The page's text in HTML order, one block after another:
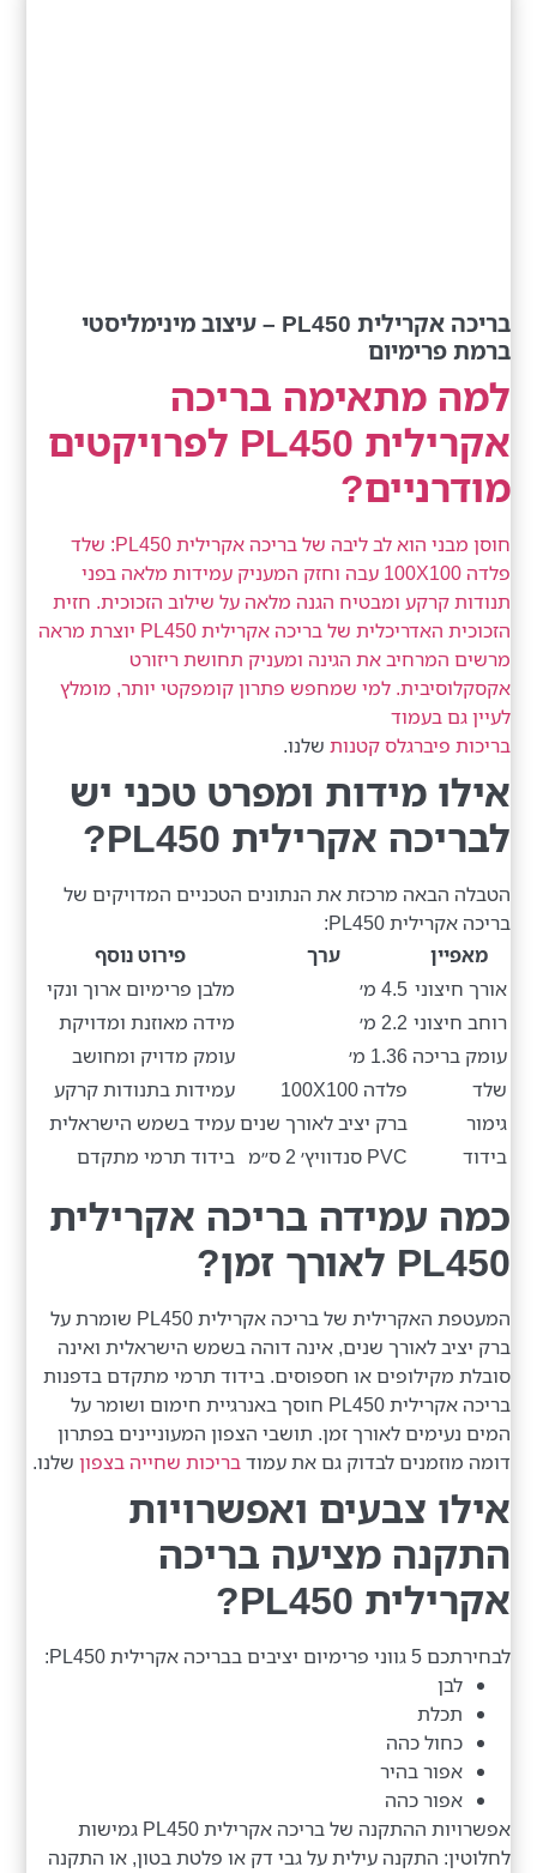
בריכה אקרילית PL450 – עיצוב מינימליסטי
ברמת פרימיום
למה מתאימה בריכה
אקרילית PL450 לפרויקטים
מודרניים?
חוסן מבני הוא לב ליבה של בריכה אקרילית PL450: שלד
פלדה 100X100 עבה וחזק המעניק עמידות מלאה בפני
תנודות קרקע ומבטיח הגנה מלאה על שילוב הזכוכית. חזית
הזכוכית האדריכלית של בריכה אקרילית PL450 יוצרת מראה
מרשים המרחיב את הגינה ומעניק תחושת ריזורט
אקסקלוסיבית. למי שמחפש פתרון קומפקטי יותר, מומלץ
לעיין גם בעמוד
בריכות פיברגלס קטנות שלנו.
אילו מידות ומפרט טכני יש
לבריכה אקרילית PL450?
הטבלה הבאה מרכזת את הנתונים הטכניים המדויקים של
בריכה אקרילית PL450:
מאפיין
ערך
פירוט נוסף
אורך חיצוני 4.5 מ׳
מלבן פרימיום ארוך ונקי
רוחב חיצוני 2.2 מ׳
מידה מאוזנת ומדויקת
עומק בריכה 1.36 מ׳
עומק מדויק ומחושב
שלד
פלדה 100X100
עמידות בתנודות קרקע
גימור
ברק יציב לאורך שניםעמיד בשמש הישראלית
בידוד
PVC סנדוויץ׳ 2 ס״מ בידוד תרמי מתקדם
כמה עמידה בריכה אקרילית
PL450 לאורך זמן?
המעטפת האקרילית של בריכה אקרילית PL450 שומרת על
ברק יציב לאורך שנים, אינה דוהה בשמש הישראלית ואינה
סובלת מקילופים או חספוסים. בידוד תרמי מתקדם בדפנות
בריכה אקרילית PL450 חוסך באנרגיית חימום ושומר על
המים נעימים לאורך זמן. תושבי הצפון המעוניינים בפתרון
דומה מוזמנים לבדוק גם את עמודבריכות שחייה בצפון שלנו.
אילו צבעים ואפשרויות
התקנה מציעה בריכה
אקרילית PL450?
לבחירתכם 5 גווני פרימיום יציבים בבריכה אקרילית PL450:
לבן
תכלת
כחול כהה
אפור בהיר
אפור כהה
אפשרויות ההתקנה של בריכה אקרילית PL450 גמישות
לחלוטין: התקנה עילית על גבי דק או פלטת בטון, או התקנה